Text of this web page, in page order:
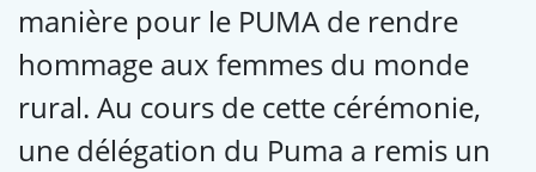
manière pour le PUMA de rendre
hommage aux femmes du monde
rural. Au cours de cette cérémonie,
une délégation du Puma a remis un